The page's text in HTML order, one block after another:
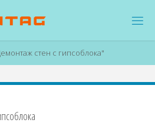
стен с гипсоблока"